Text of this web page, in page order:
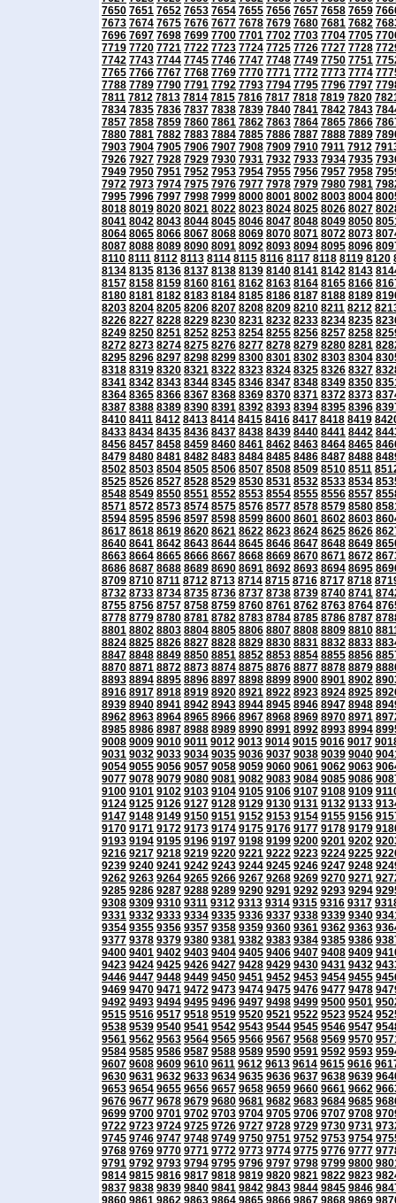
7650 7651 7652 7653 7654 7655 7656 7657 7658 7659
7673 7674 7675 7676 7677 7678 7679 7680 7681 7682
7696 7697 7698 7699 7700 7701 7702 7703 7704 7705
7719 7720 7721 7722 7723 7724 7725 7726 7727 7728
7742 7743 7744 7745 7746 7747 7748 7749 7750 7751
7765 7766 7767 7768 7769 7770 7771 7772 7773 7774
7788 7789 7790 7791 7792 7793 7794 7795 7796 7797
7811 7812 7813 7814 7815 7816 7817 7818 7819 7820
7834 7835 7836 7837 7838 7839 7840 7841 7842 7843
7857 7858 7859 7860 7861 7862 7863 7864 7865 7866
7880 7881 7882 7883 7884 7885 7886 7887 7888 7889
7903 7904 7905 7906 7907 7908 7909 7910 7911 7912
7926 7927 7928 7929 7930 7931 7932 7933 7934 7935
7949 7950 7951 7952 7953 7954 7955 7956 7957 7958
7972 7973 7974 7975 7976 7977 7978 7979 7980 7981
7995 7996 7997 7998 7999 8000 8001 8002 8003 8004
8018 8019 8020 8021 8022 8023 8024 8025 8026 8027
8041 8042 8043 8044 8045 8046 8047 8048 8049 8050
8064 8065 8066 8067 8068 8069 8070 8071 8072 8073
8087 8088 8089 8090 8091 8092 8093 8094 8095 8096
8110 8111 8112 8113 8114 8115 8116 8117 8118 8119 8120
8134 8135 8136 8137 8138 8139 8140 8141 8142 8143
8157 8158 8159 8160 8161 8162 8163 8164 8165 8166
8180 8181 8182 8183 8184 8185 8186 8187 8188 8189
8203 8204 8205 8206 8207 8208 8209 8210 8211 8212
8226 8227 8228 8229 8230 8231 8232 8233 8234 8235
8249 8250 8251 8252 8253 8254 8255 8256 8257 8258
8272 8273 8274 8275 8276 8277 8278 8279 8280 8281
8295 8296 8297 8298 8299 8300 8301 8302 8303 8304
8318 8319 8320 8321 8322 8323 8324 8325 8326 8327
8341 8342 8343 8344 8345 8346 8347 8348 8349 8350
8364 8365 8366 8367 8368 8369 8370 8371 8372 8373
8387 8388 8389 8390 8391 8392 8393 8394 8395 8396
8410 8411 8412 8413 8414 8415 8416 8417 8418 8419
8433 8434 8435 8436 8437 8438 8439 8440 8441 8442
8456 8457 8458 8459 8460 8461 8462 8463 8464 8465
8479 8480 8481 8482 8483 8484 8485 8486 8487 8488
8502 8503 8504 8505 8506 8507 8508 8509 8510 8511
8525 8526 8527 8528 8529 8530 8531 8532 8533 8534
8548 8549 8550 8551 8552 8553 8554 8555 8556 8557
8571 8572 8573 8574 8575 8576 8577 8578 8579 8580
8594 8595 8596 8597 8598 8599 8600 8601 8602 8603
8617 8618 8619 8620 8621 8622 8623 8624 8625 8626
8640 8641 8642 8643 8644 8645 8646 8647 8648 8649
8663 8664 8665 8666 8667 8668 8669 8670 8671 8672
8686 8687 8688 8689 8690 8691 8692 8693 8694 8695
8709 8710 8711 8712 8713 8714 8715 8716 8717 8718
8732 8733 8734 8735 8736 8737 8738 8739 8740 8741
8755 8756 8757 8758 8759 8760 8761 8762 8763 8764
8778 8779 8780 8781 8782 8783 8784 8785 8786 8787
8801 8802 8803 8804 8805 8806 8807 8808 8809 8810
8824 8825 8826 8827 8828 8829 8830 8831 8832 8833
8847 8848 8849 8850 8851 8852 8853 8854 8855 8856
8870 8871 8872 8873 8874 8875 8876 8877 8878 8879
8893 8894 8895 8896 8897 8898 8899 8900 8901 8902
8916 8917 8918 8919 8920 8921 8922 8923 8924 8925
8939 8940 8941 8942 8943 8944 8945 8946 8947 8948
8962 8963 8964 8965 8966 8967 8968 8969 8970 8971
8985 8986 8987 8988 8989 8990 8991 8992 8993 8994
9008 9009 9010 9011 9012 9013 9014 9015 9016 9017
9031 9032 9033 9034 9035 9036 9037 9038 9039 9040
9054 9055 9056 9057 9058 9059 9060 9061 9062 9063
9077 9078 9079 9080 9081 9082 9083 9084 9085 9086
9100 9101 9102 9103 9104 9105 9106 9107 9108 9109
9124 9125 9126 9127 9128 9129 9130 9131 9132 9133
9147 9148 9149 9150 9151 9152 9153 9154 9155 9156
9170 9171 9172 9173 9174 9175 9176 9177 9178 9179
9193 9194 9195 9196 9197 9198 9199 9200 9201 9202
9216 9217 9218 9219 9220 9221 9222 9223 9224 9225
9239 9240 9241 9242 9243 9244 9245 9246 9247 9248
9262 9263 9264 9265 9266 9267 9268 9269 9270 9271
9285 9286 9287 9288 9289 9290 9291 9292 9293 9294
9308 9309 9310 9311 9312 9313 9314 9315 9316 9317
9331 9332 9333 9334 9335 9336 9337 9338 9339 9340
9354 9355 9356 9357 9358 9359 9360 9361 9362 9363
9377 9378 9379 9380 9381 9382 9383 9384 9385 9386
9400 9401 9402 9403 9404 9405 9406 9407 9408 9409
9423 9424 9425 9426 9427 9428 9429 9430 9431 9432
9446 9447 9448 9449 9450 9451 9452 9453 9454 9455
9469 9470 9471 9472 9473 9474 9475 9476 9477 9478
9492 9493 9494 9495 9496 9497 9498 9499 9500 9501
9515 9516 9517 9518 9519 9520 9521 9522 9523 9524
9538 9539 9540 9541 9542 9543 9544 9545 9546 9547
9561 9562 9563 9564 9565 9566 9567 9568 9569 9570
9584 9585 9586 9587 9588 9589 9590 9591 9592 9593
9607 9608 9609 9610 9611 9612 9613 9614 9615 9616
9630 9631 9632 9633 9634 9635 9636 9637 9638 9639
9653 9654 9655 9656 9657 9658 9659 9660 9661 9662
9676 9677 9678 9679 9680 9681 9682 9683 9684 9685
9699 9700 9701 9702 9703 9704 9705 9706 9707 9708
9722 9723 9724 9725 9726 9727 9728 9729 9730 9731
9745 9746 9747 9748 9749 9750 9751 9752 9753 9754
9768 9769 9770 9771 9772 9773 9774 9775 9776 9777
9791 9792 9793 9794 9795 9796 9797 9798 9799 9800
9814 9815 9816 9817 9818 9819 9820 9821 9822 9823
9837 9838 9839 9840 9841 9842 9843 9844 9845 9846
9860 9861 9862 9863 9864 9865 9866 9867 9868 9869